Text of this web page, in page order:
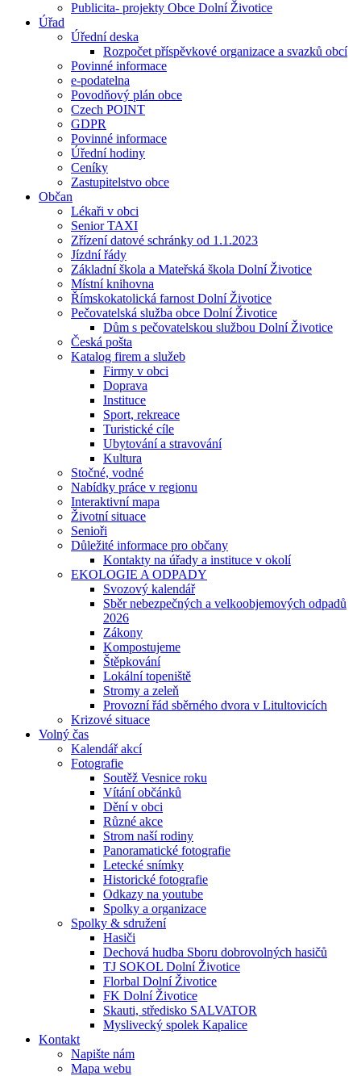
Publicita- projekty Obce Dolní Životice
Úřad
Úřední deska
Rozpočet příspěvkové organizace a svazků obcí
Povinné informace
e-podatelna
Povodňový plán obce
Czech POINT
GDPR
Povinné informace
Úřední hodiny
Ceníky
Zastupitelstvo obce
Občan
Lékaři v obci
Senior TAXI
Zřízení datové schránky od 1.1.2023
Jízdní řády
Základní škola a Mateřská škola Dolní Životice
Místní knihovna
Římskokatolická farnost Dolní Životice
Pečovatelská služba obce Dolní Životice
Dům s pečovatelskou službou Dolní Životice
Česká pošta
Katalog firem a služeb
Firmy v obci
Doprava
Instituce
Sport, rekreace
Turistické cíle
Ubytování a stravování
Kultura
Stočné, vodné
Nabídky práce v regionu
Interaktivní mapa
Životní situace
Senioři
Důležité informace pro občany
Kontakty na úřady a instituce v okolí
EKOLOGIE A ODPADY
Svozový kalendář
Sběr nebezpečných a velkoobjemových odpadů
2026
Zákony
Kompostujeme
Štěpkování
Lokální topeniště
Stromy a zeleň
Provozní řád sběrného dvora v Litultovicích
Krizové situace
Volný čas
Kalendář akcí
Fotografie
Soutěž Vesnice roku
Vítání občánků
Dění v obci
Různé akce
Strom naší rodiny
Panoramatické fotografie
Letecké snímky
Historické fotografie
Odkazy na youtube
Spolky a organizace
Spolky & sdružení
Hasiči
Dechová hudba Sboru dobrovolných hasičů
TJ SOKOL Dolní Životice
Florbal Dolní Životice
FK Dolní Životice
Skauti, středisko SALVATOR
Myslivecký spolek Kapalice
Kontakt
Napište nám
Mapa webu